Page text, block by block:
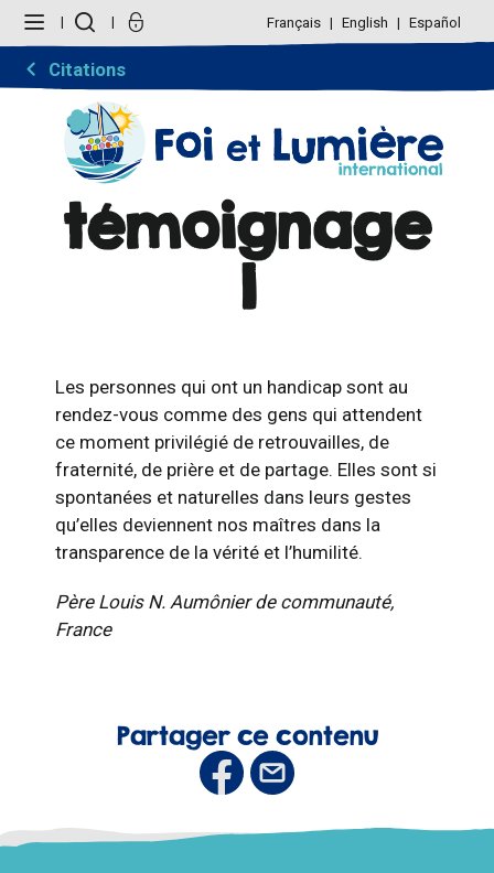
contenu.
navigation
personnels
Français English Español
Citations
témoignage
1
Les personnes qui ont un handicap sont au
rendez-vous comme des gens qui attendent
ce moment privilégié de retrouvailles, de
fraternité, de prière et de partage. Elles sont si
spontanées et naturelles dans leurs gestes
qu’elles deviennent nos maîtres dans la
transparence de la vérité et l’humilité.
Père Louis N. Aumônier de communauté,
France
Partager ce contenu